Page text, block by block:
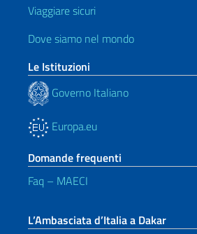
Viaggiare sicuri
Dove siamo nel mondo
Le Istituzioni
Governo Italiano
Europa.eu
Domande frequenti
Faq – MAECI
L’Ambasciata d’Italia a Dakar